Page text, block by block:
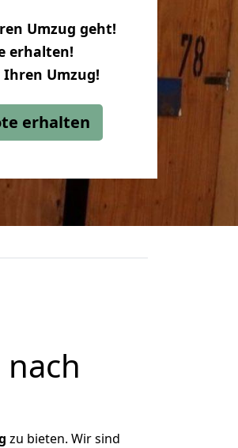
Umzug geht!
erhalten!
Ihren Umzug!
erhalten
zu bieten. Wir sind